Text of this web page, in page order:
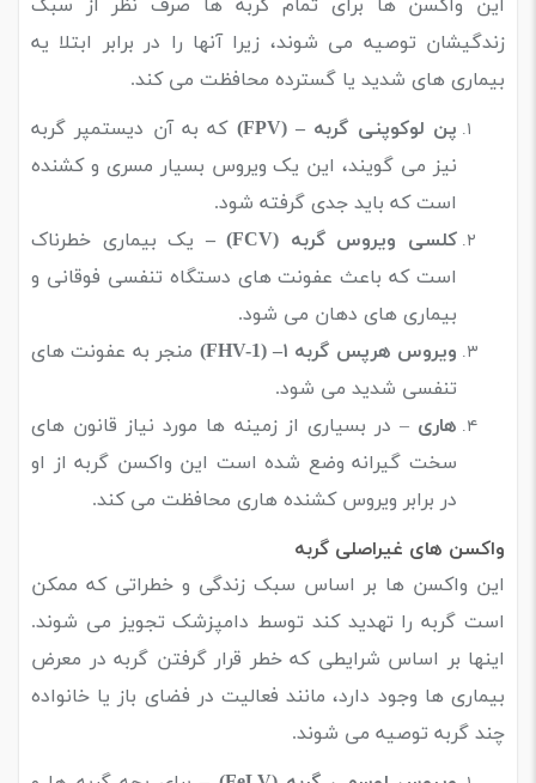
این واکسن ها برای تمام گربه ها صرف نظر از سبک
زندگیشان توصیه می شوند، زیرا آنها را در برابر ابتلا یه
بیماری های شدید یا گسترده محافظت می کند.
پن لوکوپنی گربه – (FPV)
که به آن دیستمپر گربه
نیز می گویند، این یک ویروس بسیار مسری و کشنده
است که باید جدی گرفته شود.
کلسی ویروس گربه (FCV)
– یک بیماری خطرناک
است که باعث عفونت های دستگاه تنفسی فوقانی و
بیماری های دهان می شود.
ویروس هرپس گربه ۱ – (FHV-1)
منجر به عفونت های
تنفسی شدید می شود.
هاری – در بسیاری از زمینه ها مورد نیاز قانون های
سخت گیرانه وضع شده است این واکسن گربه از او
در برابر ویروس کشنده هاری محافظت می کند.
واکسن های غیراصلی گربه
این واکسن ها بر اساس سبک زندگی و خطراتی که ممکن
است گربه را تهدید کند توسط دامپزشک تجویز می شوند.
اینها بر اساس شرایطی که خطر قرار گرفتن گربه در معرض
بیماری ها وجود دارد، مانند فعالیت در فضای باز یا خانواده
چند گربه توصیه می شوند.